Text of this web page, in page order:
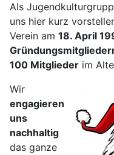
Als
uns hier kurz
Verein am 18. April
100 Mitglieder im
Wir
engagieren
uns
nachhaltig
das ganze